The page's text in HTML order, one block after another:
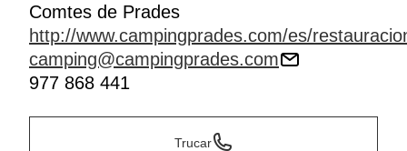
Comtes de Prades
http://www.campingprades.com/es/
camping@campingprades.com
977 868 441
Trucar